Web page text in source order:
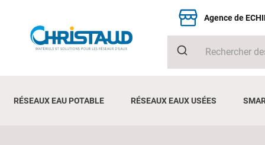
Agence de
RÉSEAUX EAU POTABLE RÉSEAUX EAUX USÉES